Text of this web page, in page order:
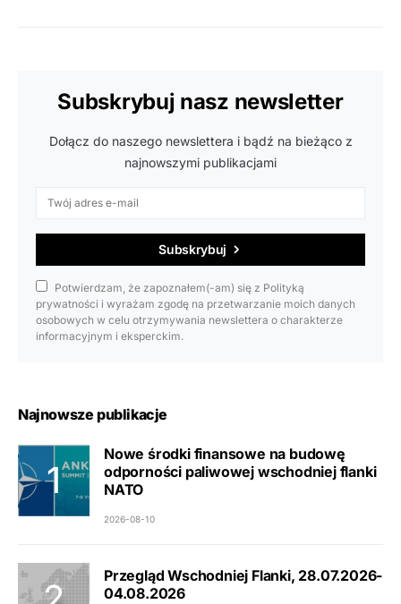
Subskrybuj nasz newsletter
Dołącz do naszego newslettera i bądź na bieżąco z
najnowszymi publikacjami
Subskrybuj
Potwierdzam, że zapoznałem(-am) się z Polityką
prywatności i wyrażam zgodę na przetwarzanie moich danych
osobowych w celu otrzymywania newslettera o charakterze
informacyjnym i eksperckim.
Najnowsze publikacje
Nowe środki finansowe na budowę
odporności paliwowej wschodniej flanki
NATO
2026-08-10
Przegląd Wschodniej Flanki, 28.07.2026-
04.08.2026